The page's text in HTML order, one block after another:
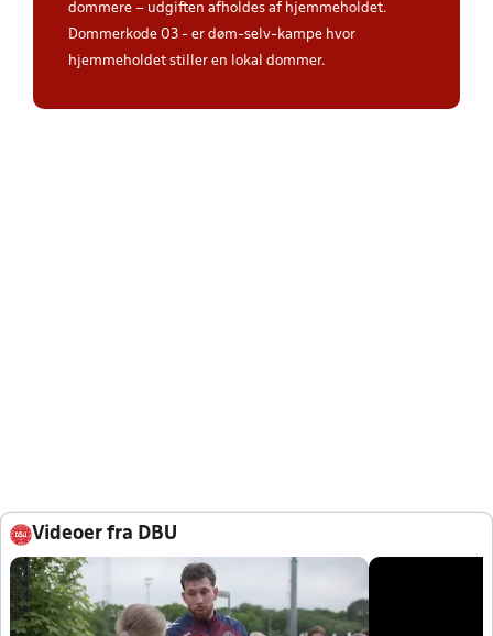
dommere – udgiften afholdes af hjemmeholdet.
Dommerkode 03 - er døm-selv-kampe hvor
hjemmeholdet stiller en lokal dommer.
Videoer fra DBU